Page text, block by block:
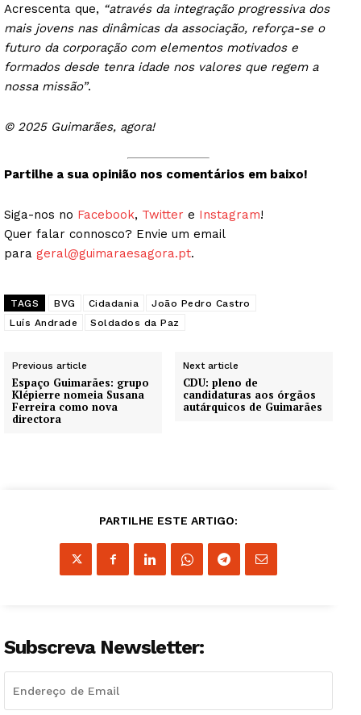
Guimarães, agora!
Acrescenta que, “através da integração progressiva dos
mais jovens nas dinâmicas da associação, reforça-se o
futuro da corporação com elementos motivados e
formados desde tenra idade nos valores que regem a
nossa missão”.
© 2025 Guimarães, agora!
Partilhe a sua opinião nos comentários em baixo!
Siga-nos no Facebook, Twitter e Instagram!
Quer falar connosco? Envie um email
para geral@guimaraesagora.pt.
TAGS BVG Cidadania
João Pedro Castro
Luís Andrade
Soldados da Paz
Previous article
Espaço Guimarães: grupo
Klépierre nomeia Susana
Ferreira como nova
directora
Next article
CDU: pleno de
candidaturas aos órgãos
autárquicos de Guimarães
PARTILHE ESTE ARTIGO:
Subscreva Newsletter: